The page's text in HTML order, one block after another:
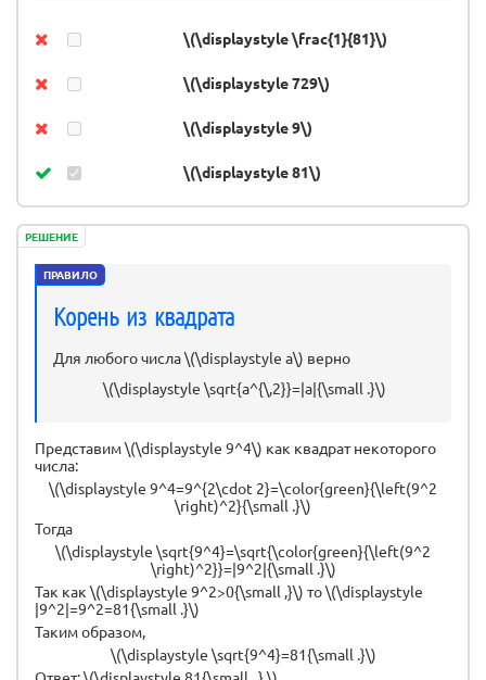
\(\displaystyle \frac{1}{81}\)
\(\displaystyle 729\)
\(\displaystyle 9\)
\(\displaystyle 81\)
РЕШЕНИЕ
ПРАВИЛО
Корень из квадрата
Для любого числа \(\displaystyle a\) верно
\(\displaystyle \sqrt{a^{\,2}}=|a|{\small .}\)
Представим \(\displaystyle 9^4\) как квадрат некоторого
числа:
\(\displaystyle 9^4=9^{2\cdot 2}=\color{green}{\left(9^2
\right)^2}{\small .}\)
Тогда
\(\displaystyle \sqrt{9^4}=\sqrt{\color{green}{\left(9^2
\right)^2}}=|9^2|{\small .}\)
Так как \(\displaystyle 9^2>0{\small ,}\) то \(\displaystyle
|9^2|=9^2=81{\small .}\)
Таким образом,
\(\displaystyle \sqrt{9^4}=81{\small .}\)